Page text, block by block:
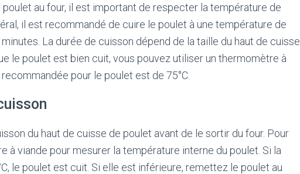
au four, il est important de respecter la température de
il est recommandé de cuire le poulet à une température de
La durée de cuisson dépend de la taille du haut de cuisse
le poulet est bien cuit, vous pouvez utiliser un thermomètre à
pour le poulet est de 75°C.
du haut de cuisse de poulet avant de le sortir du four. Pour
à viande pour mesurer la température interne du poulet. Si la
le poulet est cuit. Si elle est inférieure, remettez le poulet au